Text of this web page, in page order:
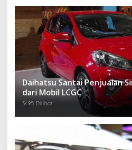
Daihatsu Santai Penjualan
dari Mobil LCGC
3495 Dilihat